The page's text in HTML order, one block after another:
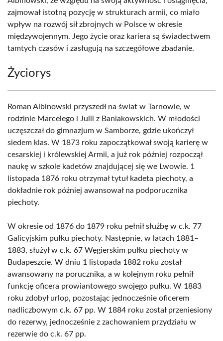
zajmował istotną pozycję w strukturach armii, co miało
wpływ na rozwój sił zbrojnych w Polsce w okresie
międzywojennym. Jego życie oraz kariera są świadectwem
tamtych czasów i zasługują na szczegółowe zbadanie.
Życiorys
Roman Albinowski przyszedł na świat w Tarnowie, w
rodzinie Marcelego i Julii z Baniakowskich. W młodości
uczęszczał do gimnazjum w Samborze, gdzie ukończył
siedem klas. W 1873 roku zapoczątkował swoją karierę w
cesarskiej i królewskiej Armii, a już rok później rozpoczął
naukę w szkole kadetów znajdującej się we Lwowie. 1
listopada 1876 roku otrzymał tytuł kadeta piechoty, a
dokładnie rok później awansował na podporucznika
piechoty.
W okresie od 1876 do 1879 roku pełnił służbę w c.k. 77
Galicyjskim pułku piechoty. Następnie, w latach 1881–
1883, służył w c.k. 67 Węgierskim pułku piechoty w
Budapeszcie. W dniu 1 listopada 1882 roku został
awansowany na porucznika, a w kolejnym roku pełnił
funkcję oficera prowiantowego swojego pułku. W 1883
roku zdobył urlop, pozostając jednocześnie oficerem
nadliczbowym c.k. 67 pp. W 1884 roku został przeniesiony
do rezerwy, jednocześnie z zachowaniem przydziału w
rezerwie do c.k. 67 pp.